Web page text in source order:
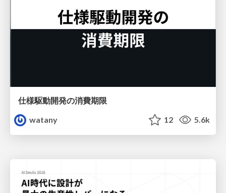
仕様駆動開発の消費期限
watany
12 5.6k